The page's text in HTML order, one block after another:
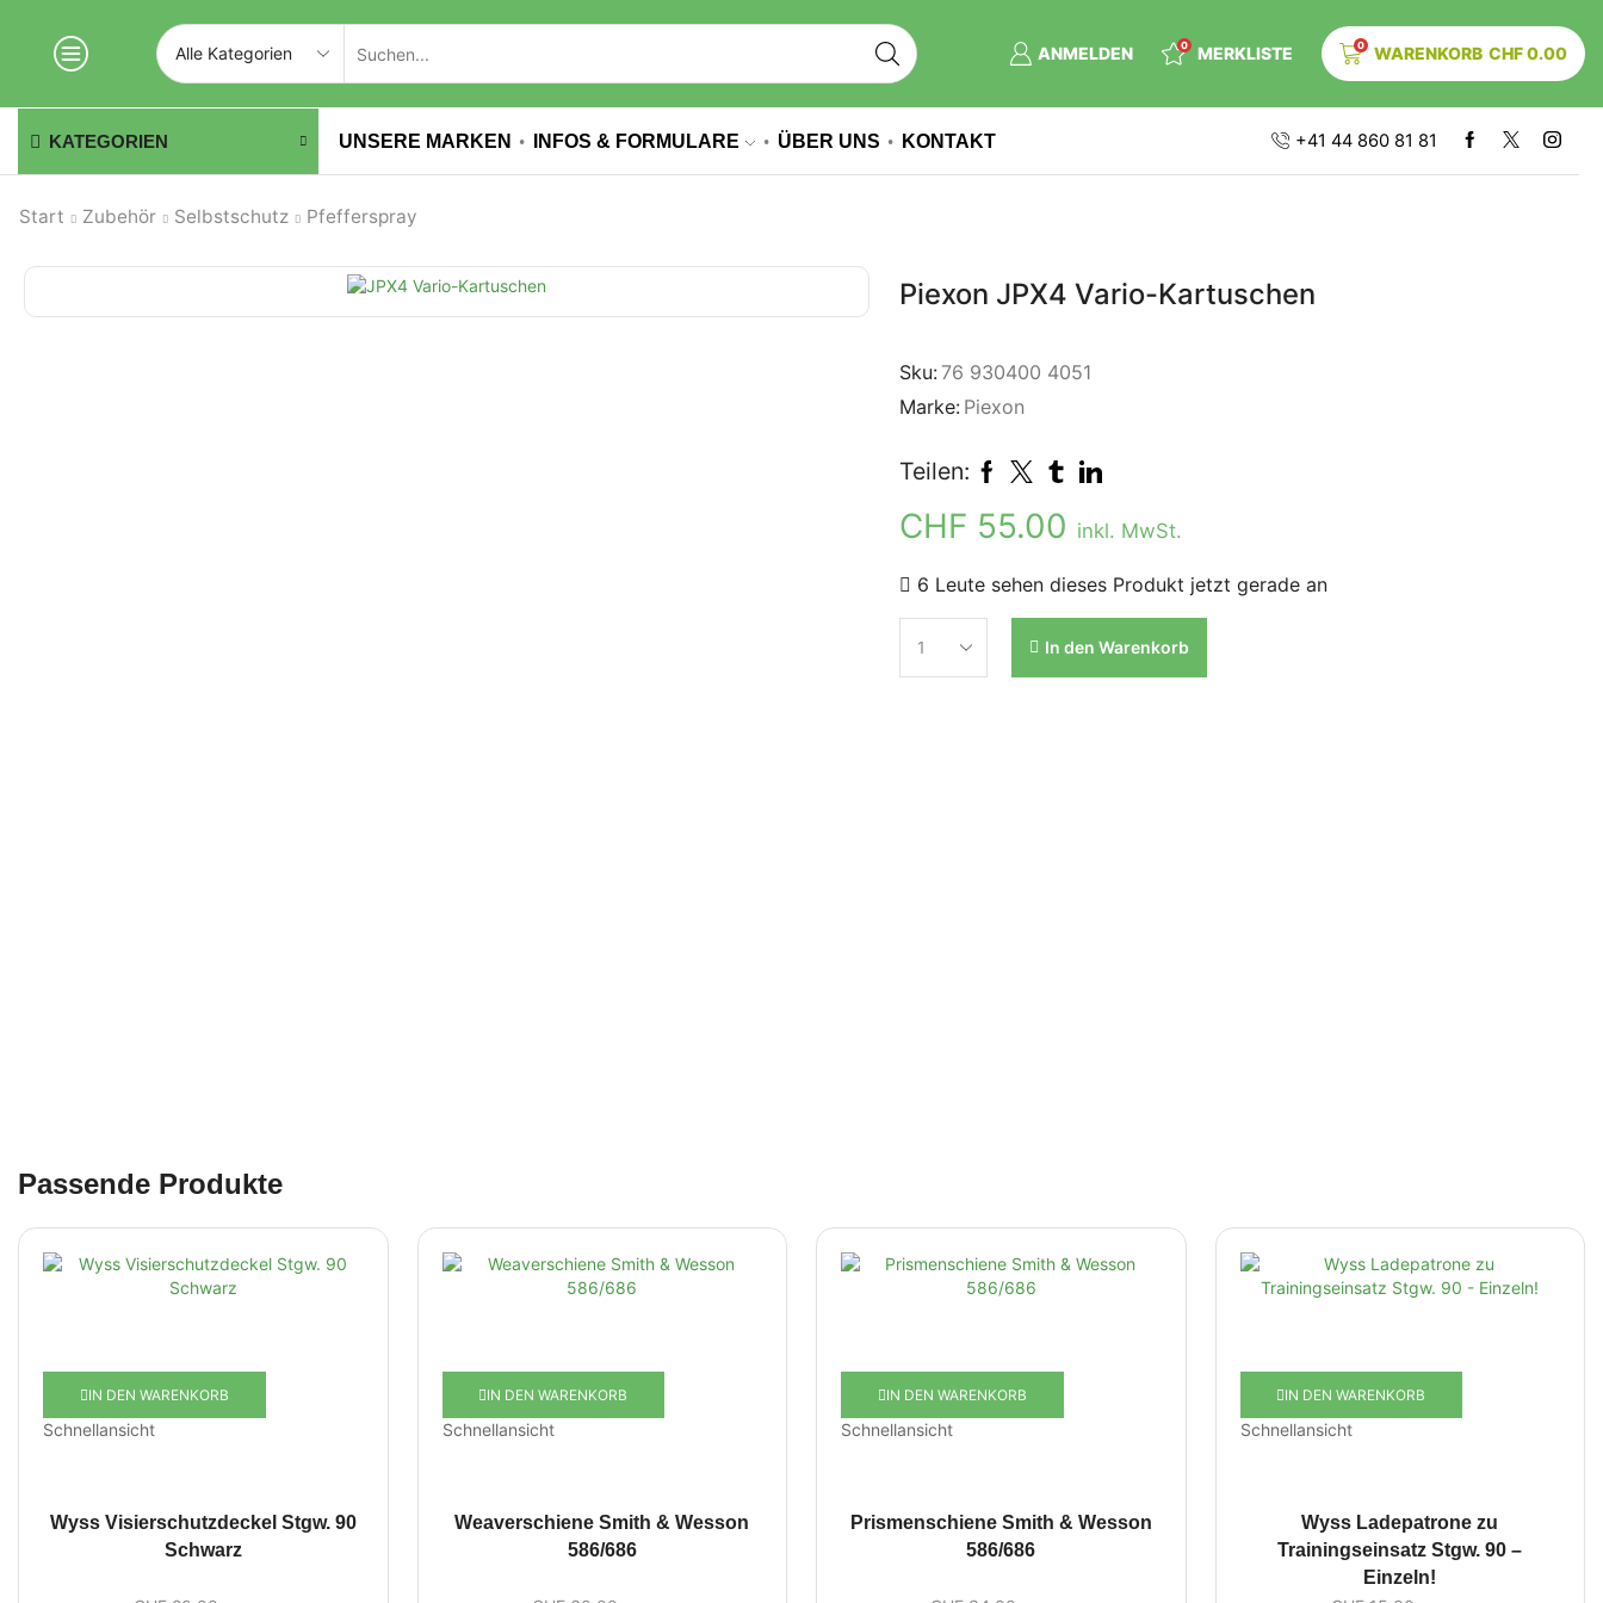
ANMELDEN 0 MERKLISTE 0 WARENKORB CHF0.00
KATEGORIEN UNSERE MARKEN INFOS & FORMULARE ÜBER UNS KONTAKT +41 44 860 81 81
Start Zubehör Selbstschutz Pfefferspray
Piexon JPX4 Vario-Kartuschen
Sku: 76 930400 4051
Marke: Piexon
Teilen:
CHF 55.00 inkl. MwSt.
6 Leute sehen dieses Produkt jetzt gerade an
In den Warenkorb
Passende Produkte
IN DEN WARENKORB
Schnellansicht
Wyss Visierschutzdeckel Stgw. 90
Schwarz
IN DEN WARENKORB
Schnellansicht
Weaverschiene Smith & Wesson
586/686
IN DEN WARENKORB
Schnellansicht
Prismenschiene Smith & Wesson
586/686
IN DEN WARENKORB
Schnellansicht
Wyss Ladepatrone zu
Trainingseinsatz Stgw. 90 –
Einzeln!